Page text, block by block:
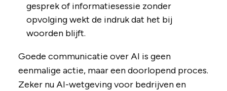
gesprek of informatiesessie zonder
opvolging wekt de indruk dat het bij
woorden blijft.
Goede communicatie over AI is geen
eenmalige actie, maar een doorlopend proces.
Zeker nu AI-wetgeving voor bedrijven en